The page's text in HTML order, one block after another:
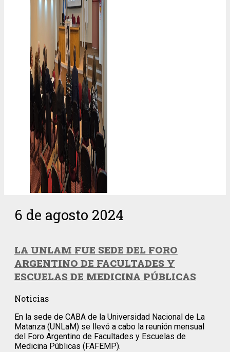
6 de agosto 2024
LA UNLAM FUE SEDE DEL FORO
ARGENTINO DE FACULTADES Y
ESCUELAS DE MEDICINA PÚBLICAS
Noticias
En la sede de CABA de la Universidad Nacional de La
Matanza (UNLaM) se llevó a cabo la reunión mensual
del Foro Argentino de Facultades y Escuelas de
Medicina Públicas (FAFEMP).